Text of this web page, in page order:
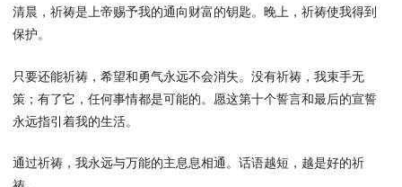
清晨，祈祷是上帝赐予我的通向财富的钥匙。晚上，祈祷使我得到
保护。
只要还能祈祷，希望和勇气永远不会消失。没有祈祷，我束手无
策；有了它，任何事情都是可能的。愿这第十个誓言和最后的宣誓
永远指引着我的生活。
通过祈祷，我永远与万能的主息息相通。话语越短，越是好的祈